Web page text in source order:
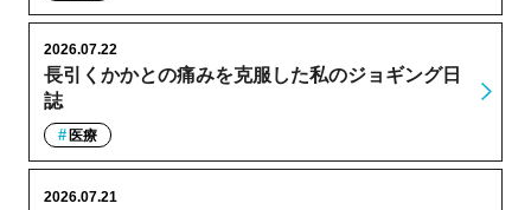
長引くかかとの痛みを克服した私のジョギング日
誌
2026.07.22
医療
2026.07.21